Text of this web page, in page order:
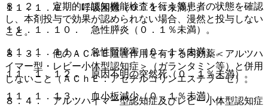
８．２． 定期的に認知機能検査を行う等患者の状態を確認
し、本剤投与で効果が認められない場合、漫然と投与しない
こと。
８．３． 他のＡＣｈＥ阻害作用を有する同効薬＜アルツハ
イマー型・レビー小体型認知症＞（ガランタミン等）と併用
しないこと（ＡＣｈＥ：アセチルコリンエステラーゼ）。
８．４． アルツハイマー型認知症及びレビー小体型認知症
１１．１．９． 呼吸困難（０．１％未満）。
１１．１．１０． 急性膵炎（０．１％未満）。
１１．１．１１． 急性腎障害（０．１％未満）。
１１．１．１２． 原因不明の突然死（０．１％未満）。
１１．１．１３． 血小板減少（０．１％未満）。